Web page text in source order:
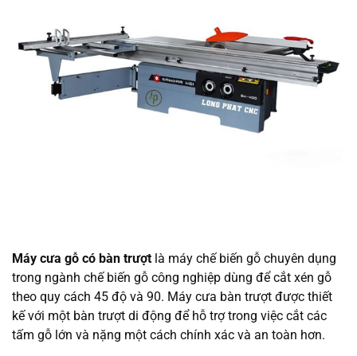
Máy cưa gỗ có bàn trượtlà máy chế biến gỗ chuyên dụng
trong ngành chế biến gỗ công nghiệp dùng để cắt xén gỗ
theo quy cách 45 độ và 90. Máy cưa bàn trượt được thiết
kế với một bàn trượt di động để hỗ trợ trong việc cắt các
tấm gỗ lớn và nặng một cách chính xác và an toàn hơn.